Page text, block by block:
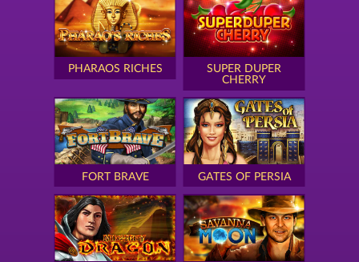
PHARAOS RICHES
SUPER DUPER
CHERRY
FORT BRAVE GATES OF PERSIA